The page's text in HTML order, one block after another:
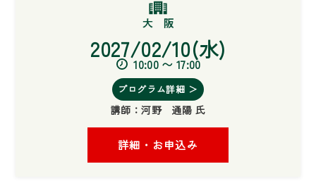
2027/02/10(水)
10:00 〜 17:00
プログラム詳細 ＞
講師：河野 通陽 氏
詳細・お申込み